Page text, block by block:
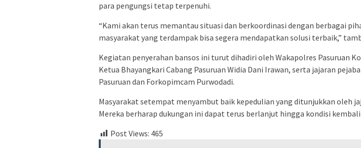
para pengungsi tetap terpenuhi.
“Kami akan terus memantau situasi dan berkoordinasi dengan berbagai
masyarakat yang terdampak bisa segera mendapatkan solusi terbaik,”
Kegiatan penyerahan bansos ini turut dihadiri oleh Wakapolres Pasuruan
Ketua Bhayangkari Cabang Pasuruan Widia Dani Irawan, serta jajaran
Pasuruan dan Forkopimcam Purwodadi.
Masyarakat setempat menyambut baik kepedulian yang ditunjukkan oleh
Mereka berharap dukungan ini dapat terus berlanjut hingga kondisi
Post Views: 465